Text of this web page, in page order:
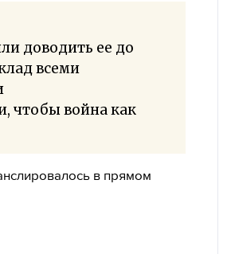
доводить ее до
всеми
чтобы война как
в прямом